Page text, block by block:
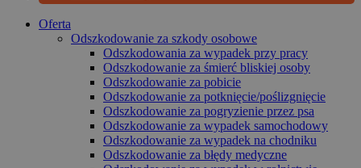
Oferta
Odszkodowanie za szkody osobowe
Odszkodowania za wypadek przy pracy
Odszkodowanie za śmierć bliskiej osoby
Odszkodowanie za pobicie
Odszkodowanie za potknięcie/poślizgnięcie
Odszkodowanie za pogryzienie przez psa
Odszkodowanie za wypadek samochodowy
Odszkodowanie za wypadek na chodniku
Odszkodowanie za błędy medyczne